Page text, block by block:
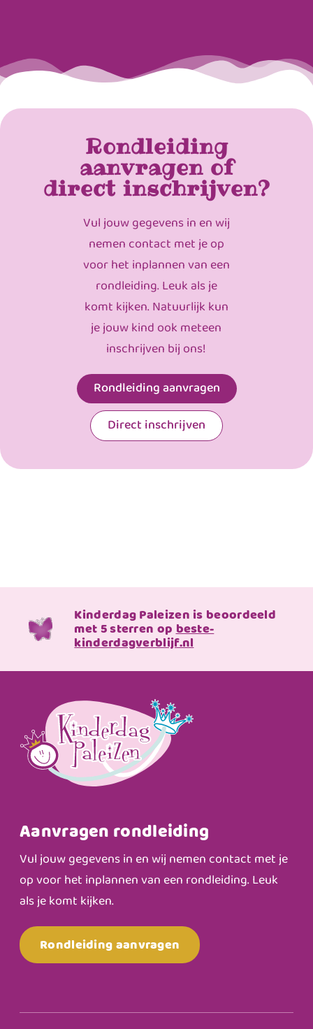
Rondleiding
aanvragen of
direct inschrijven?
Vul jouw gegevens in en wij
nemen contact met je op
voor het inplannen van een
rondleiding. Leuk als je
komt kijken. Natuurlijk kun
je jouw kind ook meteen
inschrijven bij ons!
Rondleiding aanvragen
Direct inschrijven
Kinderdag Paleizen is beoordeeld
met 5 sterren opbeste-
kinderdagverblijf.nl
Aanvragen rondleiding
Vul jouw gegevens in en wij nemen contact met je
op voor het inplannen van een rondleiding. Leuk
als je komt kijken.
Rondleiding aanvragen